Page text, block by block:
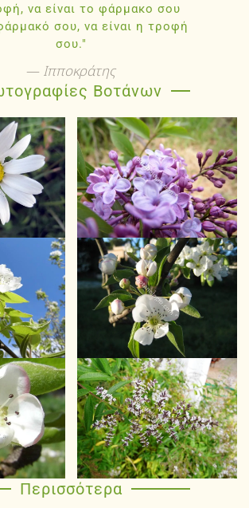
να είναι το φάρμακο σου
σου, να είναι η τροφή
σου."
Ιπποκράτης
Βοτάνων
Περισσότερα